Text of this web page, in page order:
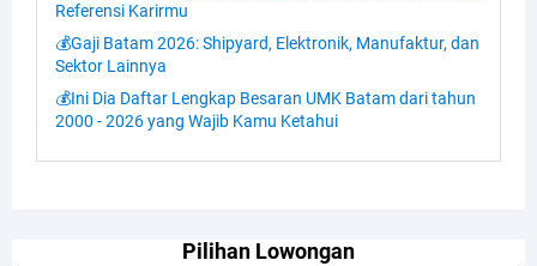
Referensi Karirmu
💰Gaji Batam 2026: Shipyard, Elektronik, Manufaktur, dan
Sektor Lainnya
💰Ini Dia Daftar Lengkap Besaran UMK Batam dari tahun
2000 - 2026 yang Wajib Kamu Ketahui
Pilihan Lowongan